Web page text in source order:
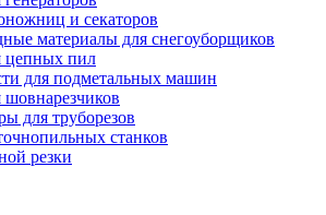
и секаторов
материалы для снегоуборщиков
цепных пил
для подметальных машин
для труборезов
станков
резки